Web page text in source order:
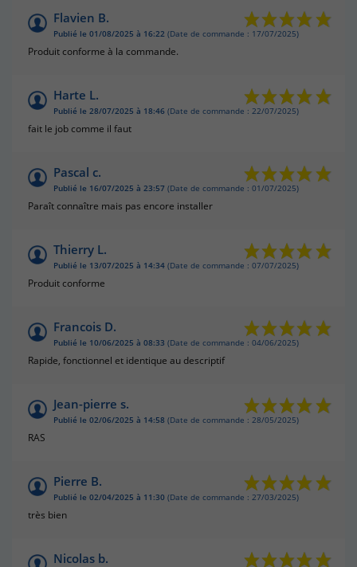
Flavien B.
Publié le 01/08/2025 à 16:22 (Date de commande : 17/07/2025)
Produit conforme à la commande.
Harte L.
Publié le 28/07/2025 à 18:46 (Date de commande : 22/07/2025)
fait le job comme il faut
Pascal c.
Publié le 16/07/2025 à 23:57 (Date de commande : 01/07/2025)
Paraît connaître mais pas encore installer
Thierry L.
Publié le 13/07/2025 à 14:34 (Date de commande : 07/07/2025)
Produit conforme
Francois D.
Publié le 10/06/2025 à 08:33 (Date de commande : 04/06/2025)
Rapide, fonctionnel et identique au descriptif
Jean-pierre s.
Publié le 02/06/2025 à 14:58 (Date de commande : 28/05/2025)
RAS
Pierre B.
Publié le 02/04/2025 à 11:30 (Date de commande : 27/03/2025)
très bien
Nicolas b.